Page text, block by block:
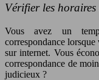
Vérifier les horaires
Vous avez un
correspondance lorsque
sur internet. Vous
correspondance de
judicieux ?